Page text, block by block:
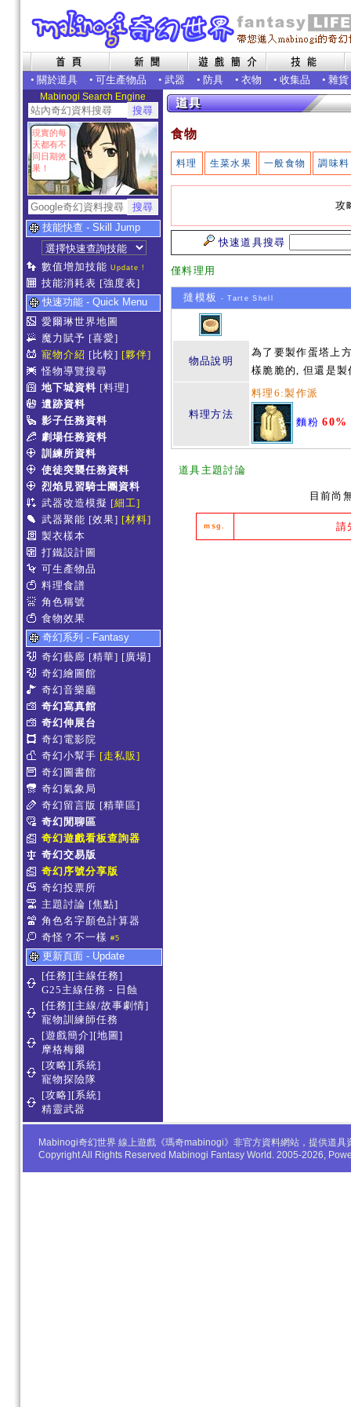
• 關於道具 • 可生產物品 • 武器 • 防具 • 衣物 • 收集品 • 雜貨
Mabinogi Search Engine
現實的每
天都有不
同日期效
果！
技能快查 - Skill Jump
數值增加技能 Update !
技能消耗表 [強度表]
快速功能 - Quick Menu
愛爾琳世界地圖
魔力賦予 [喜愛]
寵物介紹 [比較] [夥伴]
怪物導覽搜尋
地下城資料 [料理]
遺跡資料
影子任務資料
劇場任務資料
訓練所資料
使徒突襲任務資料
烈焰見習騎士團資料
武器改造模擬 [細工]
武器聚能 [效果] [材料]
製衣樣本
打鐵設計圖
可生產物品
料理食譜
角色稱號
食物效果
奇幻系列 - Fantasy
奇幻藝廊 [精華] [廣場]
奇幻繪圖館
奇幻音樂廳
奇幻寫真館
奇幻伸展台
奇幻電影院
奇幻小幫手 [走私販]
奇幻圖書館
奇幻氣象局
奇幻留言版 [精華區]
奇幻閒聊區
奇幻遊戲看板查詢器
奇幻交易版
奇幻序號分享版
奇幻投票所
主題討論 [焦點]
角色名字顏色計算器
奇怪？不一樣 #5
更新頁面 - Update
[任務][主線任務]
G25主線任務 - 日蝕
[任務][主線/故事劇情]
寵物訓練師任務
[遊戲簡介][地圖]
摩格梅爾
[攻略][系統]
寵物探險隊
[攻略][系統]
精靈武器
食物
料理 生菜水果 一般食物 調味料
攻
快速道具搜尋
僅料理用
撻模板 - Tarte Shell
物品說明
為了要製作蛋塔上
樣脆脆的, 但還是
料理方法
料理6:製作派
麵粉 60%
道具主題討論
目前尚
msg. 請
Mabinogi奇幻世界 線上遊戲《瑪奇mabinogi》非官方資料網站，提供道
Copyright All Rights Reserved Mabinogi Fantasy World. 2005-2026,